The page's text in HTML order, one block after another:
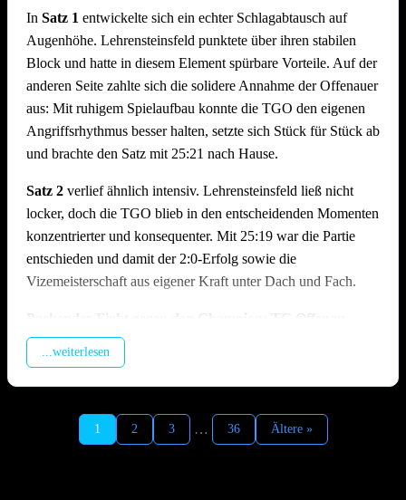
In Satz 1 entwickelte sich ein echter Schlagabtausch auf
Augenhöhe. Lehrensteinsfeld punktete über ihren stabilen
Block und hatte in diesem Element spürbare Vorteile. Auf der
anderen Seite zahlte sich die solidere Annahme der Offenauer
aus: Mit ruhigem Spielaufbau konnte die TGO den eigenen
Angriffsrhythmus besser halten, setzte sich Stück für Stück ab
und brachte den Satz mit 25:21 nach Hause.
Satz 2 verlief ähnlich intensiv. Lehrensteinsfeld ließ nicht
locker, doch die TGO blieb in den entscheidenden Momenten
konzentrierter und konsequenter. Mit 25:19 war die Partie
entschieden und damit der 2:0-Erfolg sowie die
Vizemeisterschaft aus eigener Kraft unter Dach und Fach.
Packender Fight gegen den Champion: TG Offenau –
TSV Ilshofen | 1:2 (19:25, 25:23, 18:25)
Satz 1 geriet die TGO früh in Rückstand, da der enorme
Aufschlagsdruck der Gäste den Spielaufbau erschwerte und
...weiterlesen
1 2 3 … 36 Ältere »